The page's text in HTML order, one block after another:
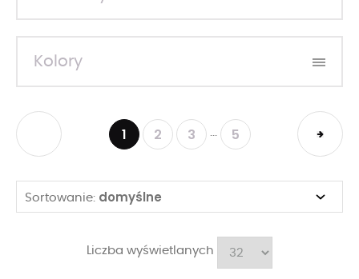
Kolory
1 2 3 5
Sortowanie: domyślne
Liczba wyświetlanych